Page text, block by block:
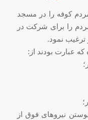
کوفه را در مسجد
را برای شرکت در
ترغیب نمود.
نیروهای فوق از